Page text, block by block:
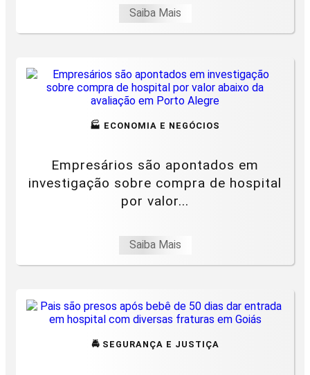
Saiba Mais
🏭 ECONOMIA E NEGÓCIOS
Empresários são apontados em
investigação sobre compra de hospital
por valor...
Saiba Mais
🚔 SEGURANÇA E JUSTIÇA